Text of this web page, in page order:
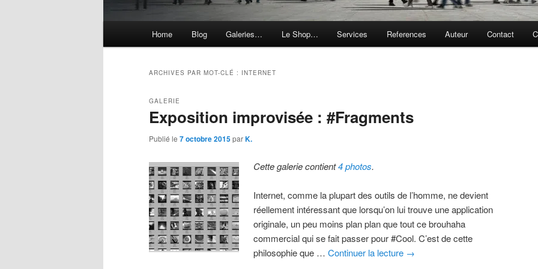
Home Blog Galeries… Le Shop… Services References Auteur Contact
ARCHIVES PAR MOT-CLÉ : INTERNET
Exposition improvisée : #Fragments
GALERIE
Publié le 7 octobre 2015parK.
Cette galerie contient4 photos.
Internet, comme la plupart des outils de l’homme, ne devient
réellement intéressant que lorsqu’on lui trouve une application
originale, un peu moins plan plan que tout ce brouhaha
commercial qui se fait passer pour #Cool. C’est de cette
philosophie que …Continuer la lecture →